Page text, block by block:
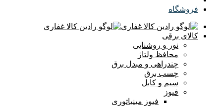
فروشگاه
کالای برقی
نور و روشنایی
محافظ ولتاژ
چندراهی و مبدل برق
چسب برق
سیم و کابل
فیوز
فیوز مینیاتوری